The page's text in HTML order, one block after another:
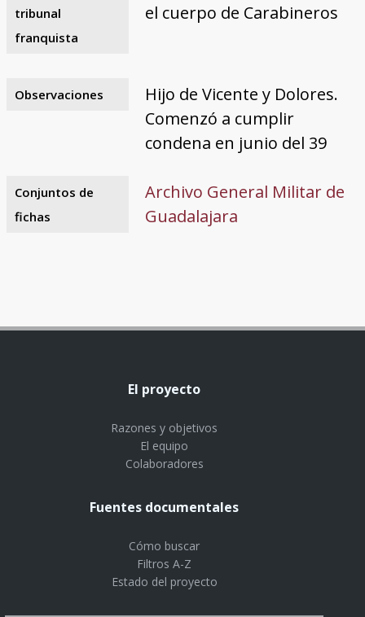
tribunal
franquista
el cuerpo de Carabineros
Observaciones
Hijo de Vicente y Dolores.
Comenzó a cumplir
condena en junio del 39
Conjuntos de
fichas
Archivo General Militar de
Guadalajara
El proyecto
Razones y objetivos
El equipo
Colaboradores
Fuentes documentales
Cómo buscar
Filtros A-Z
Estado del proyecto